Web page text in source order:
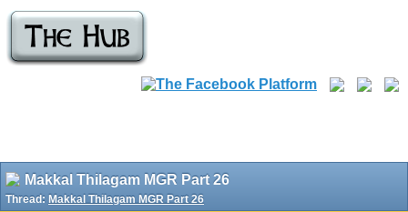
Makkal Thilagam MGR Part 26
Thread: Makkal Thilagam MGR Part 26